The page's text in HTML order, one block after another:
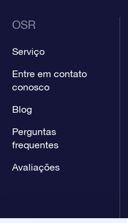
OSR
Serviço
Entre em contato
conosco
Blog
Perguntas
frequentes
Avaliações